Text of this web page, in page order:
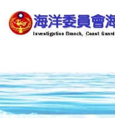
到
主
要
to
main
content